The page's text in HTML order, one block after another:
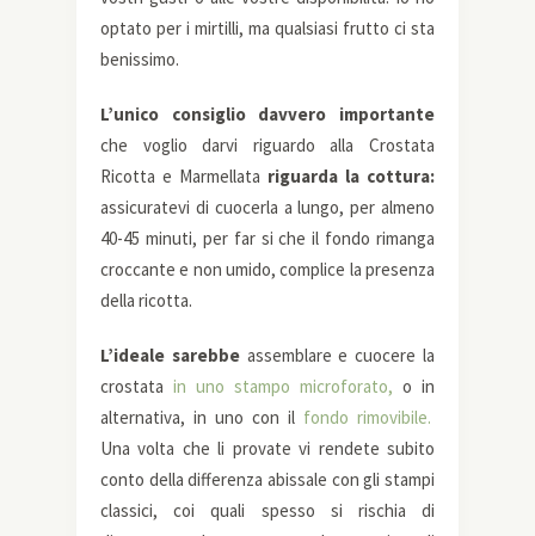
optato per i mirtilli, ma qualsiasi frutto ci sta
benissimo.
L’unico consiglio davvero importante
che voglio darvi riguardo alla Crostata
Ricotta e Marmellata riguarda la cottura:
assicuratevi di cuocerla a lungo, per almeno
40-45 minuti, per far si che il fondo rimanga
croccante e non umido, complice la presenza
della ricotta.
L’ideale sarebbeassemblare e cuocere la
crostata in uno stampo microforato, o in
alternativa, in uno con il fondo rimovibile.
Una volta che li provate vi rendete subito
conto della differenza abissale con gli stampi
classici, coi quali spesso si rischia di